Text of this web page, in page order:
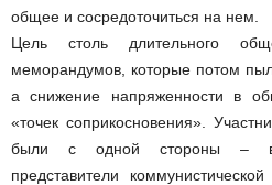
общее и сосредоточиться на нем.
Цель столь длительного
меморандумов, которые потом
а снижение напряженности в
«точек соприкосновения».
были с одной стороны –
представители